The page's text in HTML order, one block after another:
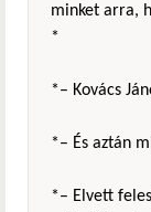
minket arra,
*
*– Kovács
*– És aztán
*– Elvett